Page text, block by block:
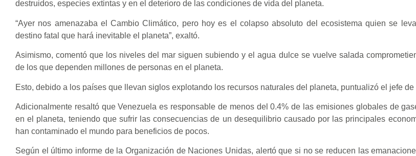
destruidos, especies extintas y en el deterioro de las condiciones de vida del planeta.
“Ayer nos amenazaba el Cambio Climático, pero hoy es el colapso absoluto del ecosistema quien se
destino fatal que hará inevitable el planeta”, exaltó.
Asimismo, comentó que los niveles del mar siguen subiendo y el agua dulce se vuelve salada
de los que dependen millones de personas en el planeta.
Esto, debido a los países que llevan siglos explotando los recursos naturales del planeta, puntualizó el jefe
Adicionalmente resaltó que Venezuela es responsable de menos del 0.4% de las emisiones globales de
en el planeta, teniendo que sufrir las consecuencias de un desequilibrio causado por las principales
han contaminado el mundo para beneficios de pocos.
Según el último informe de la Organización de Naciones Unidas, alertó que si no se reducen las